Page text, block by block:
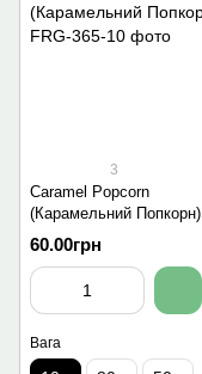
3
Caramel Popcorn
(Карамельний Попкорн)
60.00грн
Вага